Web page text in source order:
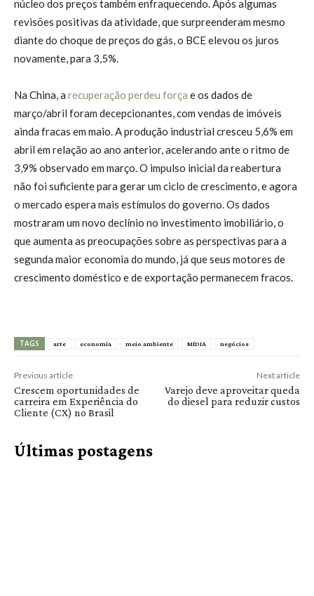
núcleo dos preços também enfraquecendo. Após algumas
revisões positivas da atividade, que surpreenderam mesmo
diante do choque de preços do gás, o BCE elevou os juros
novamente, para 3,5%.
Na China, a recuperação perdeu força e os dados de
março/abril foram decepcionantes, com vendas de imóveis
ainda fracas em maio. A produção industrial cresceu 5,6% em
abril em relação ao ano anterior, acelerando ante o ritmo de
3,9% observado em março. O impulso inicial da reabertura
não foi suficiente para gerar um ciclo de crescimento, e agora
o mercado espera mais estímulos do governo. Os dados
mostraram um novo declínio no investimento imobiliário, o
que aumenta as preocupações sobre as perspectivas para a
segunda maior economia do mundo, já que seus motores de
crescimento doméstico e de exportação permanecem fracos.
TAGS arte economia meio ambiente MÍDIA negócios
Previous article
Crescem oportunidades de
carreira em Experiência do
Cliente (CX) no Brasil
Next article
Varejo deve aproveitar queda
do diesel para reduzir custos
Últimas postagens